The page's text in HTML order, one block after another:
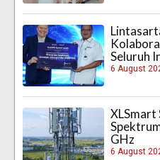
Seluruh
6 August
XLSmart
GHz
6 August